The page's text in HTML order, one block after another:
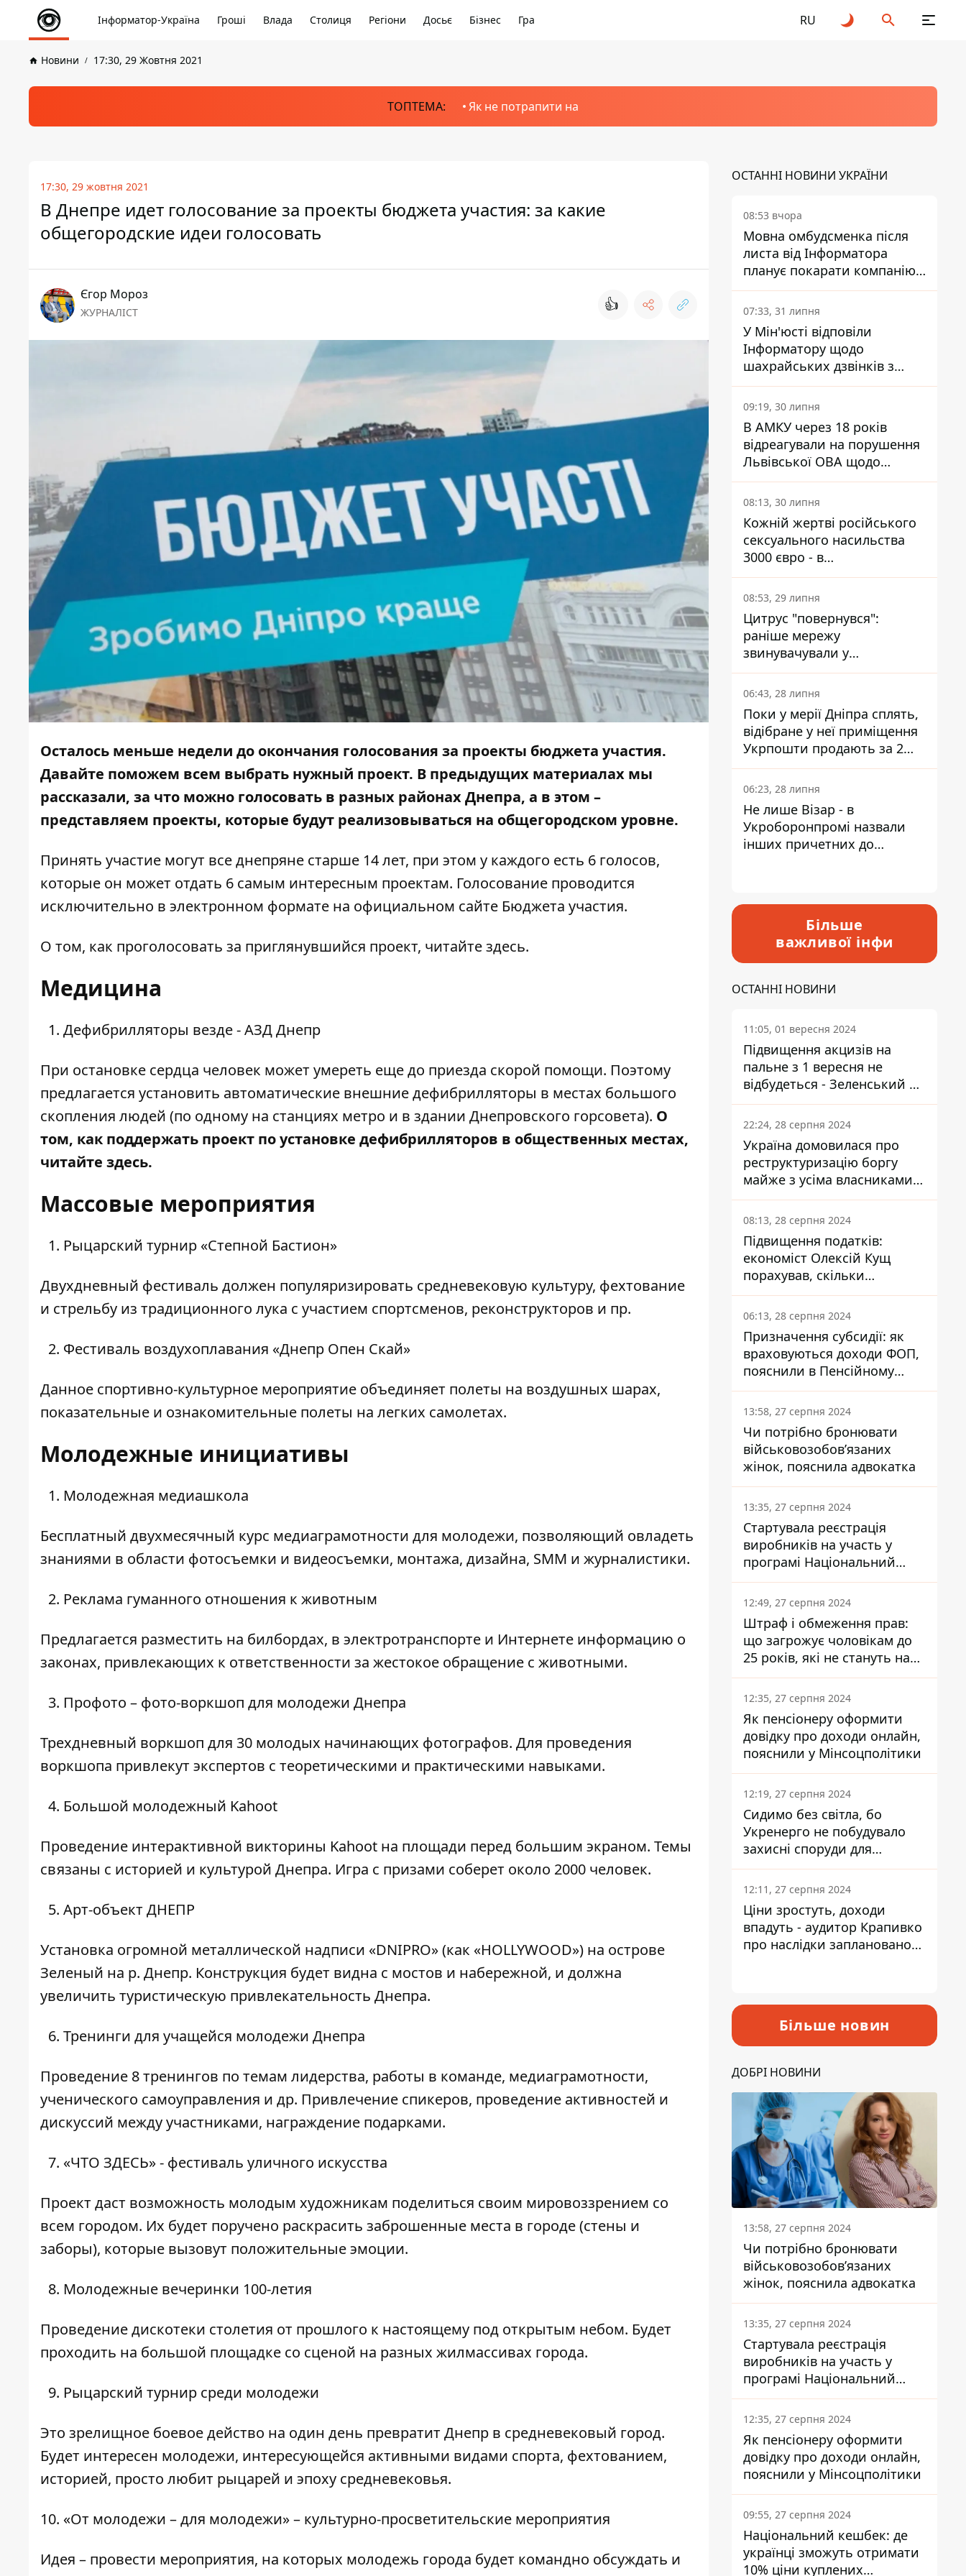
Інформатор-Україна Гроші Влада Столиця Регіони Досьє Бізнес Гра RU
Новини 17:30, 29 Жовтня 2021
ТОПТЕМА: Як не потрапити на
17:30, 29 жовтня 2021
В Днепре идет голосование за проекты бюджета участия: за какие
общегородские идеи голосовать
Єгор Мороз
ЖУРНАЛІСТ 👍
Осталось меньше недели до окончания голосования за проекты бюджета участия.
Давайте поможем всем выбрать нужный проект. В предыдущих материалах мы
рассказали, за что можно голосовать в разных районах Днепра, а в этом –
представляем проекты, которые будут реализовываться на общегородском уровне.
Принять участие могут все днепряне старше 14 лет, при этом у каждого есть 6 голосов,
которые он может отдать 6 самым интересным проектам. Голосование проводится
исключительно в электронном формате на официальном сайте Бюджета участия.
О том, как проголосовать за приглянувшийся проект, читайте здесь.
Медицина
Дефибрилляторы везде - АЗД Днепр
При остановке сердца человек может умереть еще до приезда скорой помощи. Поэтому
предлагается установить автоматические внешние дефибрилляторы в местах большого
скопления людей (по одному на станциях метро и в здании Днепровского горсовета). О
том, как поддержать проект по установке дефибрилляторов в общественных местах,
читайте здесь.
Массовые мероприятия
Рыцарский турнир «Степной Бастион»
Двухдневный фестиваль должен популяризировать средневековую культуру, фехтование
и стрельбу из традиционного лука с участием спортсменов, реконструкторов и пр.
Фестиваль воздухоплавания «Днепр Опен Скай»
Данное спортивно-культурное мероприятие объединяет полеты на воздушных шарах,
показательные и ознакомительные полеты на легких самолетах.
Молодежные инициативы
Молодежная медиашкола
Бесплатный двухмесячный курс медиаграмотности для молодежи, позволяющий овладеть
знаниями в области фотосъемки и видеосъемки, монтажа, дизайна, SMM и журналистики.
Реклама гуманного отношения к животным
Предлагается разместить на билбордах, в электротранспорте и Интернете информацию о
законах, привлекающих к ответственности за жестокое обращение с животными.
Профото – фото-воркшоп для молодежи Днепра
Трехдневный воркшоп для 30 молодых начинающих фотографов. Для проведения
воркшопа привлекут экспертов с теоретическими и практическими навыками.
Большой молодежный Kahoot
Проведение интерактивной викторины Kahoot на площади перед большим экраном. Темы
связаны с историей и культурой Днепра. Игра с призами соберет около 2000 человек.
Арт-объект ДНЕПР
Установка огромной металлической надписи «DNIPRO» (как «HOLLYWOOD») на острове
Зеленый на р. Днепр. Конструкция будет видна с мостов и набережной, и должна
увеличить туристическую привлекательность Днепра.
Тренинги для учащейся молодежи Днепра
Проведение 8 тренингов по темам лидерства, работы в команде, медиаграмотности,
ученического самоуправления и др. Привлечение спикеров, проведение активностей и
дискуссий между участниками, награждение подарками.
«ЧТО ЗДЕСЬ» - фестиваль уличного искусства
Проект даст возможность молодым художникам поделиться своим мировоззрением со
всем городом. Их будет поручено раскрасить заброшенные места в городе (стены и
заборы), которые вызовут положительные эмоции.
Молодежные вечеринки 100-летия
Проведение дискотеки столетия от прошлого к настоящему под открытым небом. Будет
проходить на большой площадке со сценой на разных жилмассивах города.
Рыцарский турнир среди молодежи
Это зрелищное боевое действо на один день превратит Днепр в средневековый город.
Будет интересен молодежи, интересующейся активными видами спорта, фехтованием,
историей, просто любит рыцарей и эпоху средневековья.
«От молодежи – для молодежи» – культурно-просветительские мероприятия
Идея – провести мероприятия, на которых молодежь города будет командно обсуждать и
ОСТАННІ НОВИНИ УКРАЇНИ
08:53 вчора
Мовна омбудсменка після
листа від Інформатора
планує покарати компанію-
підрядника ПриватБанку
07:33, 31 липня
У Мін'юсті відповіли
Інформатору щодо
шахрайських дзвінків з
камери Сумського СІЗО так,
що ніхто нічого не зрозумів
09:19, 30 липня
В АМКУ через 18 років
відреагували на порушення
Львівської ОВА щодо
харчування у закладах
освіти
08:13, 30 липня
Кожній жертві російського
сексуального насильства
3000 євро - в
Мінсоцполітики пояснили
Інформатору, звідки на це
гроші
08:53, 29 липня
Цитрус "повернувся":
раніше мережу
звинувачували у
контрабанді техніки та
ухиленні від сплати
податків
06:43, 28 липня
Поки у мерії Дніпра сплять,
відібране у неї приміщення
Укрпошти продають за 2
мільйони
06:23, 28 липня
Не лише Візар - в
Укроборонпромі назвали
інших причетних до
Більше
важливої інфи
ОСТАННІ НОВИНИ
11:05, 01 вересня 2024
Підвищення акцизів на
пальне з 1 вересня не
відбудеться - Зеленський не
підписав закон
22:24, 28 серпня 2024
Україна домовилася про
реструктуризацію боргу
майже з усіма власниками
єврооблігацій: що це
означає для країни
08:13, 28 серпня 2024
Підвищення податків:
економіст Олексій Кущ
порахував, скільки
заплатить кожен українець
06:13, 28 серпня 2024
Призначення субсидії: як
враховуються доходи ФОП,
пояснили в Пенсійному
фонді
13:58, 27 серпня 2024
Чи потрібно бронювати
військовозобов’язаних
жінок, пояснила адвокатка
13:35, 27 серпня 2024
Стартувала реєстрація
виробників на участь у
програмі Національний
кешбек: як це зробити
через портал Дія
12:49, 27 серпня 2024
Штраф і обмеження прав:
що загрожує чоловікам до
25 років, які не стануть на
військовий облік
12:35, 27 серпня 2024
Як пенсіонеру оформити
довідку про доходи онлайн,
пояснили у Мінсоцполітики
12:19, 27 серпня 2024
Сидимо без світла, бо
Укренерго не побудувало
захисні споруди для
енергетики - нардеп
Кучеренко
12:11, 27 серпня 2024
Ціни зростуть, доходи
впадуть - аудитор Крапивко
про наслідки запланованого
Більше новин
ДОБРІ НОВИНИ
13:58, 27 серпня 2024
Чи потрібно бронювати
військовозобов’язаних
жінок, пояснила адвокатка
13:35, 27 серпня 2024
Стартувала реєстрація
виробників на участь у
програмі Національний
кешбек: як це зробити
через портал Дія
12:35, 27 серпня 2024
Як пенсіонеру оформити
довідку про доходи онлайн,
пояснили у Мінсоцполітики
09:55, 27 серпня 2024
Національний кешбек: де
українці зможуть отримати
10% ціни куплених